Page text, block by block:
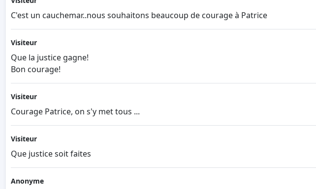
C'est un cauchemar..nous souhaitons beaucoup de courage à Patrice
Visiteur
Que la justice gagne!
Bon courage!
Visiteur
Courage Patrice, on s'y met tous ...
Visiteur
Que justice soit faites
Anonyme